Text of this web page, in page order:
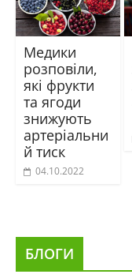
Медики
розповіли,
які фрукти
та ягоди
знижують
артеріальни
й тиск
04.10.2022
БЛОГИ